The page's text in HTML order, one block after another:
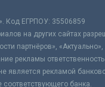
Код ЕГРПОУ: 35506859
на других сайтах
партнёров»,
рекламы
является рекламой
банка.